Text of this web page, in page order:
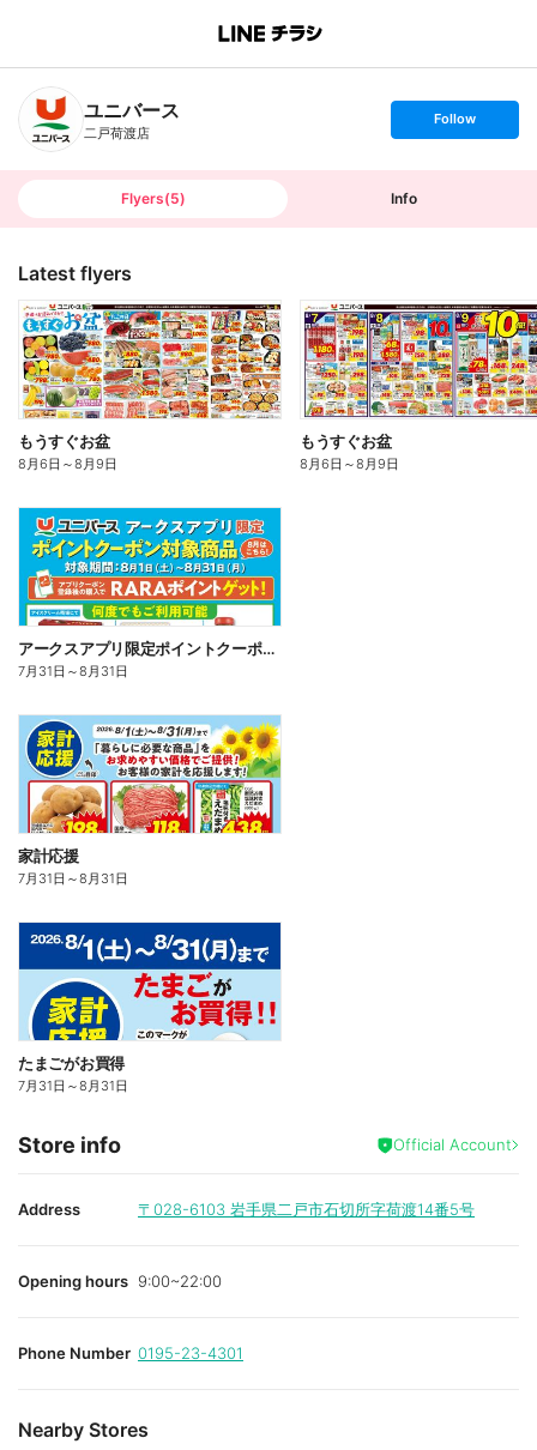
B
n
T
ユニバース
二戸荷渡店
s
t
o
Follow
Flyers(5) Info
Latest flyers
もうすぐお盆
8月6日 ～8月9日
もうすぐお盆
8月6日 ～8月9日
アークスアプリ限定ポイントクーポン対象商品
7月31日 ～8月31日
家計応援
7月31日 ～8月31日
たまごがお買得
7月31日 ～8月31日
Store info Official Account
Address 〒028-6103 岩手県二戸市石切所字荷渡14番5号
Opening hours 9:00~22:00
Phone Number 0195-23-4301
Nearby Stores